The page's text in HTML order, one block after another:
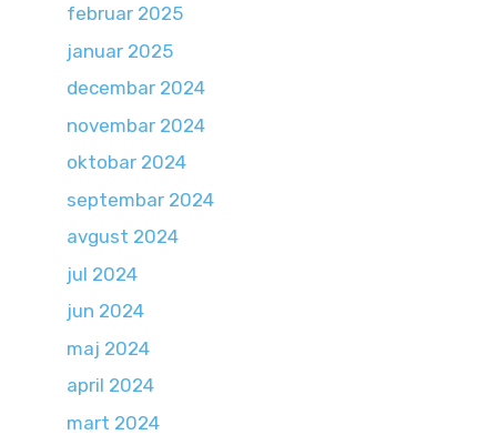
februar 2025
januar 2025
decembar 2024
novembar 2024
oktobar 2024
septembar 2024
avgust 2024
jul 2024
jun 2024
maj 2024
april 2024
mart 2024